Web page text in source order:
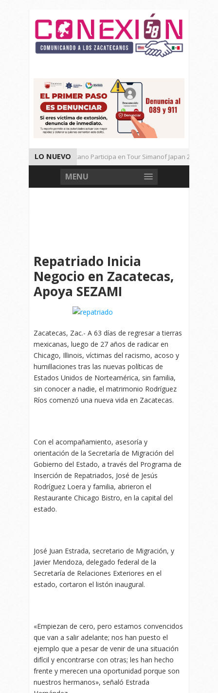
LO NUEVO
Universitario Zacatecano Participa en Tour Simanof Japan 2026
Implementa SAMA Estrategia de Reciclaje con Empresa PetStar
MENU
Repatriado Inicia
Negocio en Zacatecas,
Apoya SEZAMI
Zacatecas, Zac.- A 63 días de regresar a tierras
mexicanas, luego de 27 años de radicar en
Chicago, Illinois, víctimas del racismo, acoso y
humillaciones tras las nuevas políticas de
Estados Unidos de Norteamérica, sin familia,
sin conocer a nadie, el matrimonio Rodríguez
Ríos comenzó una nueva vida en Zacatecas.
Con el acompañamiento, asesoría y
orientación de la Secretaría de Migración del
Gobierno del Estado, a través del Programa de
Inserción de Repatriados, José de Jesús
Rodríguez Loera y familia, abrieron el
Restaurante Chicago Bistro, en la capital del
estado.
José Juan Estrada, secretario de Migración, y
Javier Mendoza, delegado federal de la
Secretaría de Relaciones Exteriores en el
estado, cortaron el listón inaugural.
«Empiezan de cero, pero estamos convencidos
que van a salir adelante; nos han puesto el
ejemplo que a pesar de venir de una situación
difícil y encontrarse con otras; les han hecho
frente y merecen una oportunidad porque son
nuestros hermanos», señaló Estrada